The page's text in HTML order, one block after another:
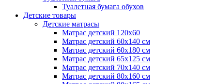
Туалетная бумага обухов
Детские товары
Детские матрасы
Матрас детский 120х60
Матрас детский 60х140 см
Матрас детский 60х180 см
Матрас детский 65х125 см
Матрас детский 70х140 см
Матрас детский 80х160 см